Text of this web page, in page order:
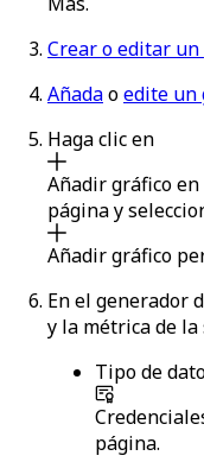
Crear o editar
Añadaoedite un
Haga clic en
Añadir gráficoen
página y
Añadir gráfico
En el generador
y la métrica de
Tipo de
página.